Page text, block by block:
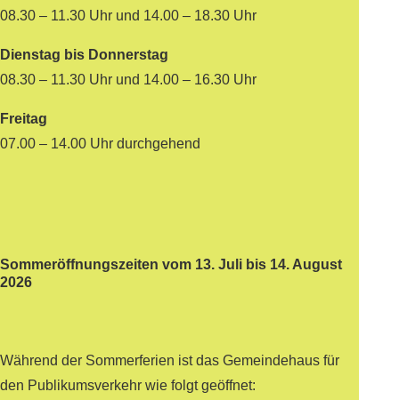
08.30 – 11.30 Uhr und 14.00 – 18.30 Uhr
Dienstag bis Donnerstag
08.30 – 11.30 Uhr und 14.00 – 16.30 Uhr
Freitag
07.00 – 14.00 Uhr durchgehend
Sommeröffnungszeiten vom 13. Juli bis 14. August
2026
Während der Sommerferien ist das Gemeindehaus für
den Publikumsverkehr wie folgt geöffnet: